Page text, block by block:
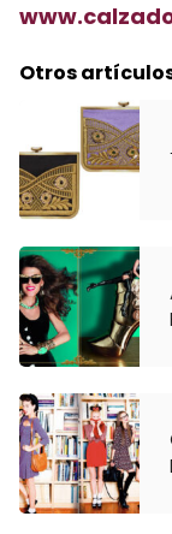
Otros